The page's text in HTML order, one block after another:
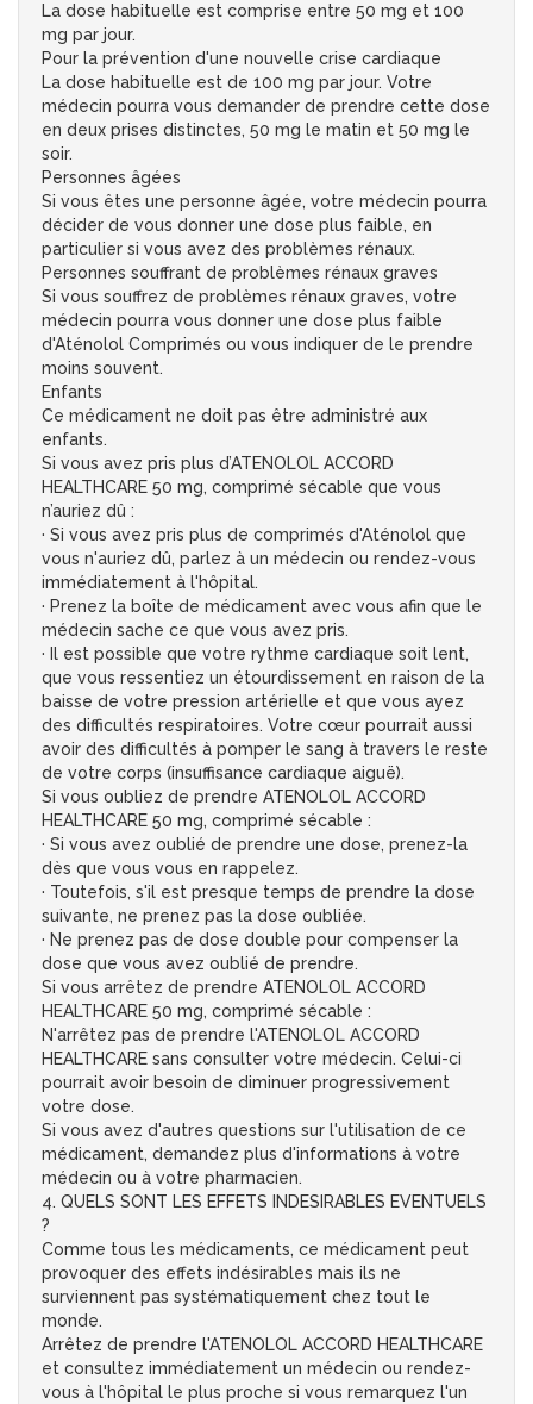
La dose habituelle est comprise entre 50 mg et 100
mg par jour.
Pour la prévention d'une nouvelle crise cardiaque
La dose habituelle est de 100 mg par jour. Votre
médecin pourra vous demander de prendre cette dose
en deux prises distinctes, 50 mg le matin et 50 mg le
soir.
Personnes âgées
Si vous êtes une personne âgée, votre médecin pourra
décider de vous donner une dose plus faible, en
particulier si vous avez des problèmes rénaux.
Personnes souffrant de problèmes rénaux graves
Si vous souffrez de problèmes rénaux graves, votre
médecin pourra vous donner une dose plus faible
d'Aténolol Comprimés ou vous indiquer de le prendre
moins souvent.
Enfants
Ce médicament ne doit pas être administré aux
enfants.
Si vous avez pris plus d’ATENOLOL ACCORD
HEALTHCARE 50 mg, comprimé sécable que vous
n’auriez dû :
· Si vous avez pris plus de comprimés d'Aténolol que
vous n'auriez dû, parlez à un médecin ou rendez-vous
immédiatement à l'hôpital.
· Prenez la boîte de médicament avec vous afin que le
médecin sache ce que vous avez pris.
· Il est possible que votre rythme cardiaque soit lent,
que vous ressentiez un étourdissement en raison de la
baisse de votre pression artérielle et que vous ayez
des difficultés respiratoires. Votre cœur pourrait aussi
avoir des difficultés à pomper le sang à travers le reste
de votre corps (insuffisance cardiaque aiguë).
Si vous oubliez de prendre ATENOLOL ACCORD
HEALTHCARE 50 mg, comprimé sécable :
· Si vous avez oublié de prendre une dose, prenez-la
dès que vous vous en rappelez.
· Toutefois, s'il est presque temps de prendre la dose
suivante, ne prenez pas la dose oubliée.
· Ne prenez pas de dose double pour compenser la
dose que vous avez oublié de prendre.
Si vous arrêtez de prendre ATENOLOL ACCORD
HEALTHCARE 50 mg, comprimé sécable :
N'arrêtez pas de prendre l'ATENOLOL ACCORD
HEALTHCARE sans consulter votre médecin. Celui-ci
pourrait avoir besoin de diminuer progressivement
votre dose.
Si vous avez d'autres questions sur l'utilisation de ce
médicament, demandez plus d'informations à votre
médecin ou à votre pharmacien.
4. QUELS SONT LES EFFETS INDESIRABLES EVENTUELS
?
Comme tous les médicaments, ce médicament peut
provoquer des effets indésirables mais ils ne
surviennent pas systématiquement chez tout le
monde.
Arrêtez de prendre l'ATENOLOL ACCORD HEALTHCARE
et consultez immédiatement un médecin ou rendez-
vous à l'hôpital le plus proche si vous remarquez l'un